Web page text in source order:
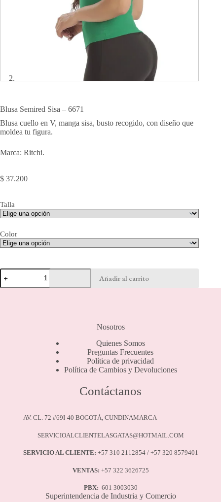
Blusa Semired Sisa – 6671
Blusa cuello en V, manga sisa, busto recogido, con diseño que
moldea tu figura.
Marca: Ritchi.
$ 37.200
Talla
Color
Blusa
Semired
Sisa
Añadir al carrito
Nosotros
Quienes Somos
Preguntas Frecuentes
Política de privacidad
Política de Cambios y Devoluciones
Contáctanos
AV. CL. 72 #69I-40 BOGOTÁ, CUNDINAMARCA
SERVICIOALCLIENTELASGATAS@HOTMAIL.COM
SERVICIO AL CLIENTE: +57 310 2112854 / +57 320 8579401
VENTAS: +57 322 3626725
PBX: 601 3003030
Superintendencia de Industria y Comercio